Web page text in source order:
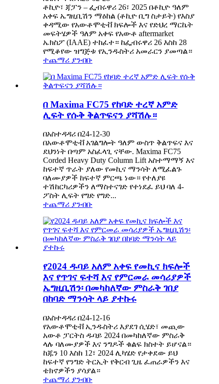
ቶኪዮ፣ ጃፓን – ፌብሩዋሪ 26፣ 2025 በቶኪዮ ዓለም
አቀፍ ኤግዚቢሽን ማዕከል (ቶኪዮ ቢግ ስታይት) የእስያ
ቀዳሚው የአውቶሞቲቭ ክፍሎች እና የድህረ ማርኬት
መፍትሄዎች ዓለም አቀፍ የአውቶ aftermarket
ኤክስፖ (IAAE) ተከፈተ። ከፌብሩዋሪ 26 እስከ 28
የሚቆየው ዝግጅቱ የኢንዱስትሪ አመራርን ያመጣል።
ተጨማሪ ያንብቡ
በ Maxima FC75 የከባድ ተረኛ አምድ
ሊፍት የሱቅ ቅልጥፍናን ያሻሽሉ።
በአስተዳዳሪ በ24-12-30
በአውቶሞቲቭ አገልግሎት ዓለም ውስጥ ቅልጥፍና እና
ደህንነት በጣም አስፈላጊ ናቸው. Maxima FC75
Corded Heavy Duty Column Lift አስተማማኝ እና
ከፍተኛ ጥራት ያለው የመኪና ማንሳት ለሚፈልጉ
ባለሙያዎች ከፍተኛ ምርጫ ነው። የተለያዩ
ተሽከርካሪዎችን ለማስተናገድ የተነደፈ ይህ ባለ 4-
ፖስት ሊፍት የግድ የግድ...
ተጨማሪ ያንብቡ
የ2024 ዱባይ አለም አቀፍ የመኪና ክፍሎች
እና የጥገና ፍተሻ እና የምርመራ መሳሪያዎች
ኤግዚቢሽን፡ በመካከለኛው ምስራቅ ገበያ
በከባድ ማንሳት ላይ ያተኩሩ
በአስተዳዳሪ በ24-12-16
የአውቶሞቲቭ ኢንዱስትሪ እያደገ ሲሄድ፣ መጪው
አውቶ ፓርትስ ዱባይ 2024 በመካከለኛው ምስራቅ
ላሉ ባለሙያዎች እና ንግዶች ቁልፍ ክስተት ይሆናል።
ከጁን 10 እስከ 12፣ 2024 ሊካሄድ የታቀደው ይህ
ከፍተኛ የንግድ ትርኢት የቅርብ ጊዜ ፈጠራዎችን እና
ቴክኖዎችን ያሳያል።
ተጨማሪ ያንብቡ